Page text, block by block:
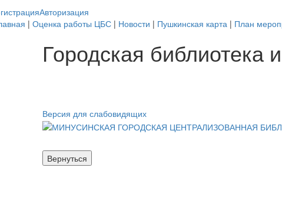
Авторизация
| Оценка работы ЦБС | Новости | Пушкинская карта | План
Городская библиотека
Версия для слабовидящих